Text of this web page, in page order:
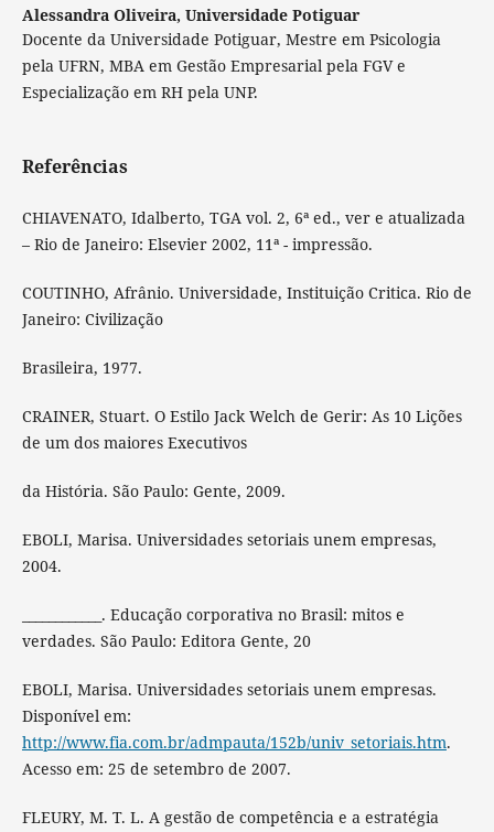
Alessandra Oliveira, Universidade Potiguar
Docente da Universidade Potiguar, Mestre em Psicologia
pela UFRN, MBA em Gestão Empresarial pela FGV e
Especialização em RH pela UNP.
Referências
CHIAVENATO, Idalberto, TGA vol. 2, 6ª ed., ver e atualizada
– Rio de Janeiro: Elsevier 2002, 11ª - impressão.
COUTINHO, Afrânio. Universidade, Instituição Critica. Rio de
Janeiro: Civilização
Brasileira, 1977.
CRAINER, Stuart. O Estilo Jack Welch de Gerir: As 10 Lições
de um dos maiores Executivos
da História. São Paulo: Gente, 2009.
EBOLI, Marisa. Universidades setoriais unem empresas,
2004.
____________. Educação corporativa no Brasil: mitos e
verdades. São Paulo: Editora Gente, 20
EBOLI, Marisa. Universidades setoriais unem empresas.
Disponível em:
http://www.fia.com.br/admpauta/152b/univ_setoriais.htm.
Acesso em: 25 de setembro de 2007.
FLEURY, M. T. L. A gestão de competência e a estratégia